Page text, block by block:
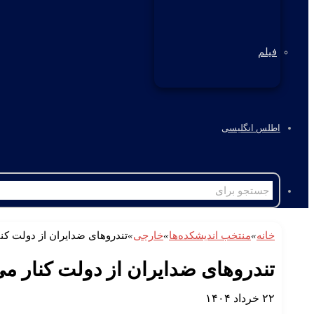
فیلم
اطلس انگلیسی
خانه»منتخب اندیشکده‌ها»خارجی»تندروهای ضدایران از دولت
تندروهای ضدایران از دولت کنار
۲۲ خرداد ۱۴۰۴